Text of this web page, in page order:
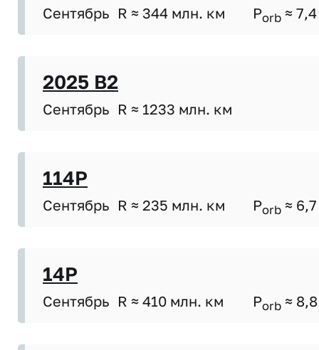
Сентябрь R ≈ 344 млн. км Porb ≈ 7,4
2025 B2
Сентябрь R ≈ 1233 млн. км
114P
Сентябрь R ≈ 235 млн. км Porb ≈ 6,7
14P
Сентябрь R ≈ 410 млн. км Porb ≈ 8,8